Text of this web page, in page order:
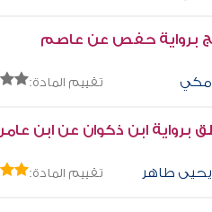
برواية حفص عن عاصم
تقييم المادة:
برواية ابن ذكوان عن ابن عامر
طاهر تقييم المادة: